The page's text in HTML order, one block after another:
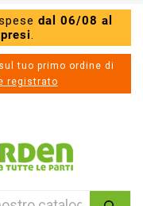
dal 06/08 al
.
sul tuo primo ordine di
registrato